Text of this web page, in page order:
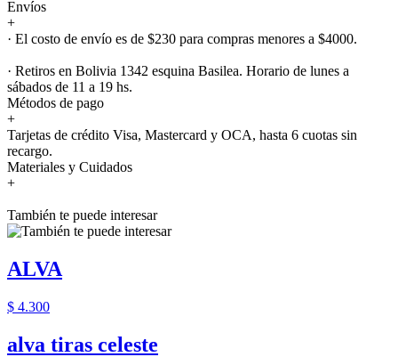
Envíos
+
· El costo de envío es de $230 para compras menores a $4000.
· Retiros en Bolivia 1342 esquina Basilea. Horario de lunes a
sábados de 11 a 19 hs.
Métodos de pago
+
Tarjetas de crédito Visa, Mastercard y OCA, hasta 6 cuotas sin
recargo.
Materiales y Cuidados
+
También te puede interesar
ALVA
$ 4.300
alva tiras celeste